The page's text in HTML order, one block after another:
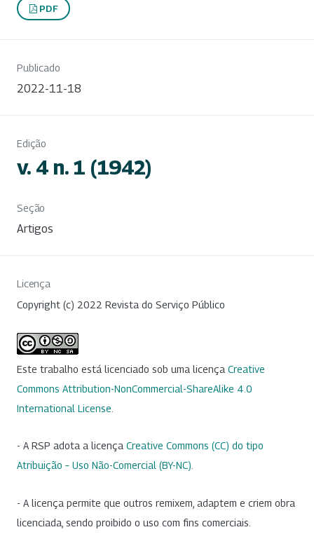
PDF
Publicado
2022-11-18
Edição
v. 4 n. 1 (1942)
Seção
Artigos
Licença
Copyright (c) 2022 Revista do Serviço Público
Este trabalho está licenciado sob uma licença Creative
Commons Attribution-NonCommercial-ShareAlike 4.0
International License
- A RSP adota a licença Creative Commons (CC) do tipo
Atribuição – Uso Não-Comercial (BY-NC).
- A licença permite que outros remixem, adaptem e criem obra
licenciada, sendo proibido o uso com fins comerciais.